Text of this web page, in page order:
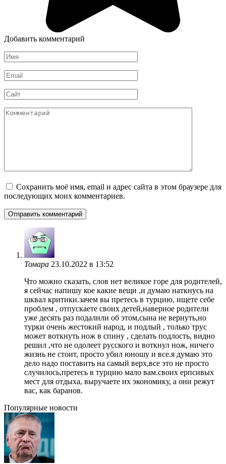
Добавить комментарий
Имя
*
Email
*
Сайт
Комментарий
Сохранить моё имя, email и адрес сайта в этом браузере для
последующих моих комментариев.
Томара 23.10.2022 в 13:52
Что можно сказать, слов нет великое горе для родителей,
я сейчас напишу кое какие вещи ,и думаю наткнусь на
шквал критики.зачем вы претесь в турцию, ищете себе
проблем , отпускаете своих детей,наверное родители
уже десять раз подалнли об этом,сына не вернуть,но
турки очень жестокий народ, и подлый , только трус
может воткнуть нож в спину , сделать подлость, видно
решил ,что не одолеет русского и воткнул нож, ничего
жизнь не стоит, просто убил юношу и все.я думаю это
дело надо поставить на самый верх,все это не просто
случилось,претесь в турцию мало вам.своих ерпсивых
мест для отдыха, выручаете их экономику, а они режут
вас, как баранов.
Популярные новости